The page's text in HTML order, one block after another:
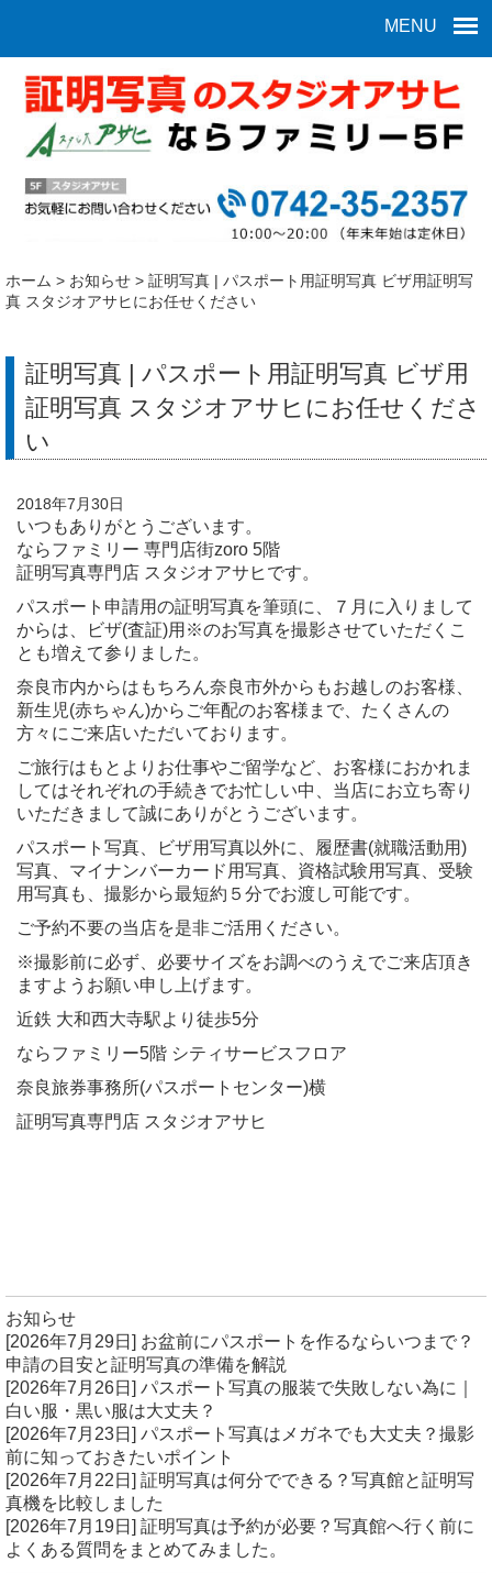
MENU
ホーム > お知らせ > 証明写真 | パスポート用証明写真 ビザ用証明写
真 スタジオアサヒにお任せください
証明写真 | パスポート用証明写真 ビザ用
証明写真 スタジオアサヒにお任せくださ
い
2018年7月30日
いつもありがとうございます。
ならファミリー 専門店街zoro 5階
証明写真専門店 スタジオアサヒです。
パスポート申請用の証明写真を筆頭に、７月に入りまして
からは、ビザ(査証)用※のお写真を撮影させていただくこ
とも増えて参りました。
奈良市内からはもちろん奈良市外からもお越しのお客様、
新生児(赤ちゃん)からご年配のお客様まで、たくさんの
方々にご来店いただいております。
ご旅行はもとよりお仕事やご留学など、お客様におかれま
してはそれぞれの手続きでお忙しい中、当店にお立ち寄り
いただきまして誠にありがとうございます。
パスポート写真、ビザ用写真以外に、履歴書(就職活動用)
写真、マイナンバーカード用写真、資格試験用写真、受験
用写真も、撮影から最短約５分でお渡し可能です。
ご予約不要の当店を是非ご活用ください。
※撮影前に必ず、必要サイズをお調べのうえでご来店頂き
ますようお願い申し上げます。
近鉄 大和西大寺駅より徒歩5分
ならファミリー5階 シティサービスフロア
奈良旅券事務所(パスポートセンター)横
証明写真専門店 スタジオアサヒ
お知らせ
[2026年7月29日] お盆前にパスポートを作るならいつまで？
申請の目安と証明写真の準備を解説
[2026年7月26日] パスポート写真の服装で失敗しない為に｜
白い服・黒い服は大丈夫？
[2026年7月23日] パスポート写真はメガネでも大丈夫？撮影
前に知っておきたいポイント
[2026年7月22日] 証明写真は何分でできる？写真館と証明写
真機を比較しました
[2026年7月19日] 証明写真は予約が必要？写真館へ行く前に
よくある質問をまとめてみました。